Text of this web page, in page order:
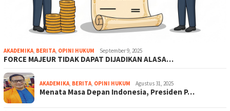
AKADEMIKA, BERITA, OPINI HUKUM September 9, 2025
FORCE MAJEUR TIDAK DAPAT DIJADIKAN ALASA…
AKADEMIKA, BERITA, OPINI HUKUM Agustus 31, 2025
Menata Masa Depan Indonesia, Presiden P…